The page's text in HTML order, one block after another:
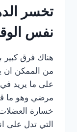
تخسر
نفس
هناك فرق كبير
من الممكن ان
على ما يريد في
مرضي وهو ما
خسارة
التي تدل على